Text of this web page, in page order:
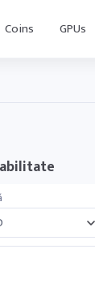
Coins GPUs